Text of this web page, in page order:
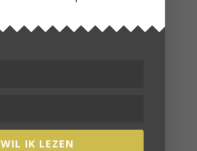
WIL IK LEZEN